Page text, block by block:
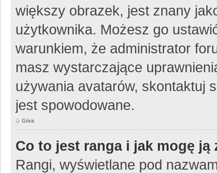
większy obrazek, jest znany
użytkownika. Możesz go
warunkiem, że administrator
masz wystarczające
używania avatarów, skontaktuj
jest spowodowane.
Góra
Co to jest ranga i jak mogę ją
Rangi, wyświetlane pod